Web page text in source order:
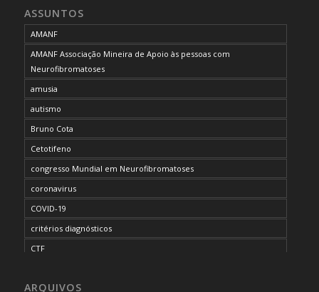
ASSUNTOS
AMANF
AMANF Associação Mineira de Apoio às pessoas com
Neurofibromatoses
amusia
autismo
Bruno Cota
Cetotifeno
congresso Mundial em Neurofibromatoses
coronavirus
COVID-19
critérios diagnósticos
CTF
desordem do processamento auditivo
ARQUIVOS